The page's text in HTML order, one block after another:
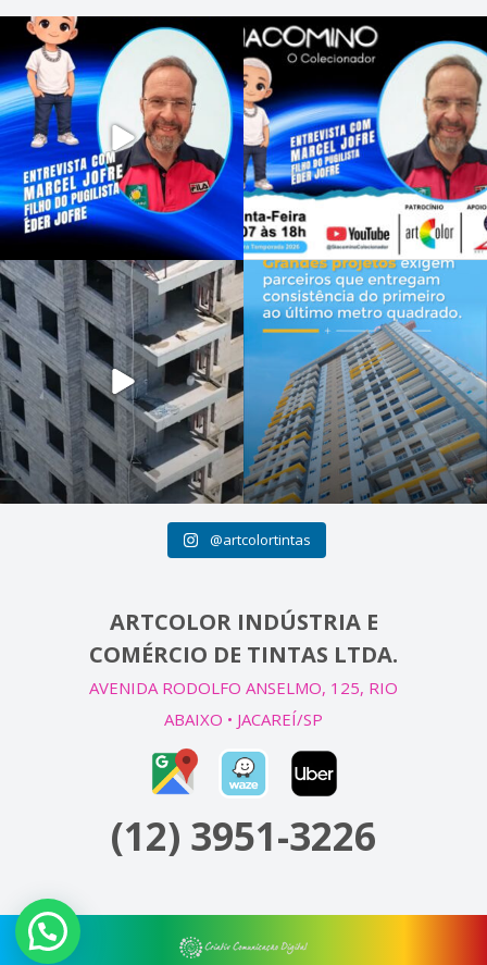
@artcolortintas
ARTCOLOR INDÚSTRIA E
COMÉRCIO DE TINTAS LTDA.
AVENIDA RODOLFO ANSELMO, 125, RIO
ABAIXO • JACAREÍ/SP
(12) 3951-3226